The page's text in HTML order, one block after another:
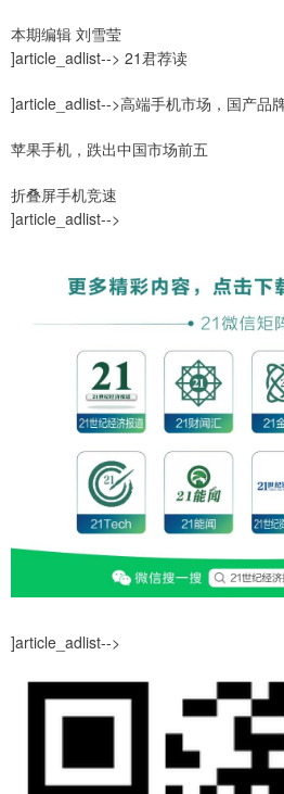
本期编辑 刘雪莹
]article_adlist--> 21君荐读
]article_adlist-->高端手机市场，国产品
苹果手机，跌出中国市场前五
折叠屏手机竞速
]article_adlist-->
]article_adlist-->